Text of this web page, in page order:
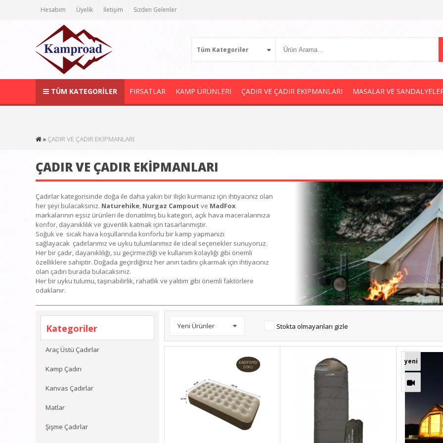
Hesabım Üyelik İletişim Sizden Gelenler
Tüm Kategoriler
TÜM KATEGORİLER FIRSATLAR KAMP ÜRÜNLERİ ÇADIR VE ÇADIR EKİPMANLARI MASALAR VE
ÇADIR VE ÇADIR EKİPMANLARI
ÇADIR VE ÇADIR EKİPMANLARI
Çadırlar kategorisinde doğa ile daha yakın bir ilişki kurmanız için ihtiyacınız olan
her şeyi bulacaksınız. Naturehike Nurgaz Campout ve MadFox
markalarının eşsiz ürünleri ile donatılmış bu kategori, açık hava maceralarınıza
konfor, dayanıklılık ve güvenlik katmak için tasarlanmıştır.
Soğuk ve sıcak hava koşullarında konforlu bir kamp yapmanızı
sağlayacak çadırlarımız ve uyku tulumlarımıız ile ideal seçenekler sunuyoruz.
Her bir çadır, dayanıklılığı, su geçirmezliği ve kullanım kolaylığı gibi önemli
özelliklere sahiptir. Doğada geçirdiğiniz her anın tadını çıkarmak için ihtiyacınız
olan çadırı burada bulacaksınız.
Her bir uyku tulumu, taşınabilirlik, rahatlık ve yalıtım gibi önemli faktörlere
odaklanır.
Kategoriler
Araç Üstü Çadırlar
Kamp Çadırı
Kanvas Çadırlar
Matlar
Şişme Çadırlar
Yeni Ürünler Stokta olmayanları gizle
yeni